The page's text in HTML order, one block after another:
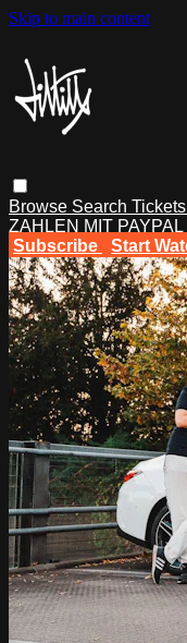
Skip to main content
Browse Search
ZAHLEN MIT PAYPAL
Subscribe
Start